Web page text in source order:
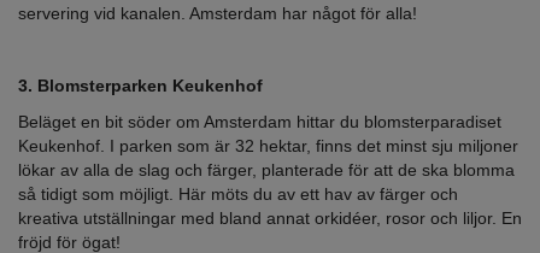
servering vid kanalen. Amsterdam har något för alla!
3. Blomsterparken Keukenhof
Beläget en bit söder om Amsterdam hittar du blomsterparadiset
Keukenhof. I parken som är 32 hektar, finns det minst sju miljoner
lökar av alla de slag och färger, planterade för att de ska blomma
så tidigt som möjligt. Här möts du av ett hav av färger och
kreativa utställningar med bland annat orkidéer, rosor och liljor. En
fröjd för ögat!